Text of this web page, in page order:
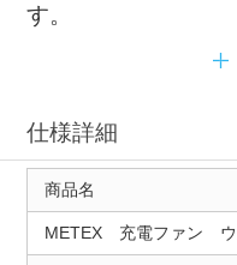
す。
仕様詳細
商品名
METEX 充電ファン ウ